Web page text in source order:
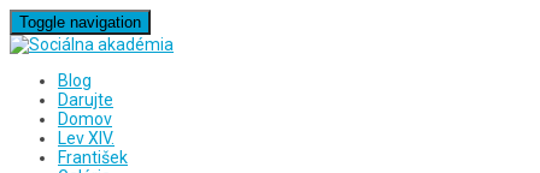
Toggle navigation
Blog
Darujte
Domov
Lev XIV.
František